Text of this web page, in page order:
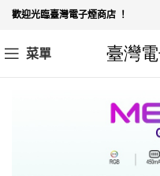
歡迎光臨臺灣電子煙商店 ！
菜單